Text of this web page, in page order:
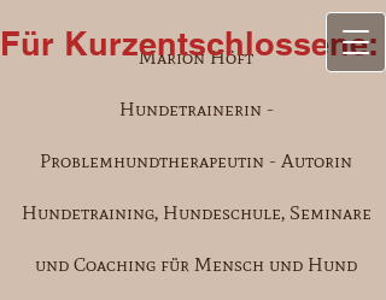
Marion Höft
Hundetrainerin -
Problemhundtherapeutin - Autorin
Hundetraining, Hundeschule, Seminare
und Coaching für Mensch und Hund
Für